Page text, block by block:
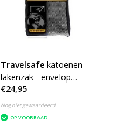
Travelsafe katoenen
lakenzak - envelop
reislaken - wit
€24,95
Nog niet gewaardeerd
OP VOORRAAD